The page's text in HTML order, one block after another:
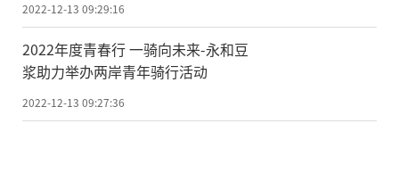
2022-12-13 09:29:16
2022年度青春行 一骑向未来-永和豆
浆助力举办两岸青年骑行活动
2022-12-13 09:27:36